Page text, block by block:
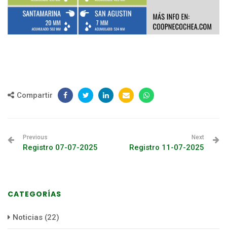
Compartir
Previous
Registro 07-07-2025
Next
Registro 11-07-2025
CATEGORÍAS
Noticias (22)